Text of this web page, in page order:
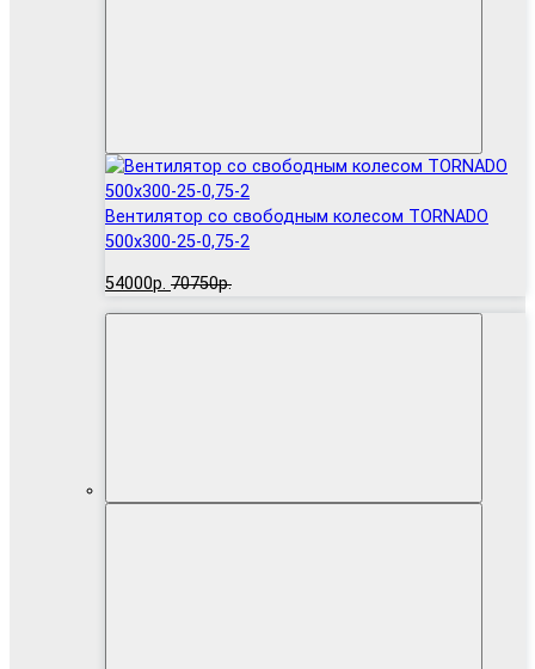
Вентилятор cо свободным колесом TORNADO
500x300-25-0,75-2
54000р. 70750р.